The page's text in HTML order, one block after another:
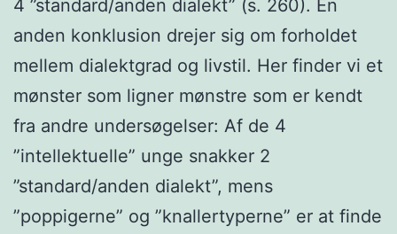
4 ”standard/anden dialekt” (s. 260). En
anden konklusion drejer sig om forholdet
mellem dialektgrad og livstil. Her finder vi et
mønster som ligner mønstre som er kendt
fra andre undersøgelser: Af de 4
”intellektuelle” unge snakker 2
”standard/anden dialekt”, mens
”poppigerne” og ”knallertyperne” er at finde